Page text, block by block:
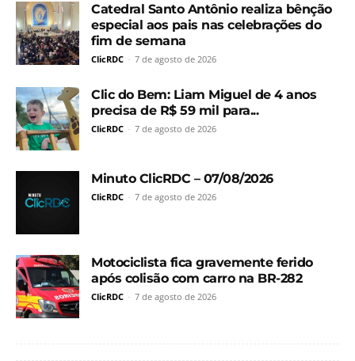
Catedral Santo Antônio realiza bênção
especial aos pais nas celebrações do
fim de semana
ClicRDC - 7 de agosto de 2026
Clic do Bem: Liam Miguel de 4 anos
precisa de R$ 59 mil para...
ClicRDC - 7 de agosto de 2026
Minuto ClicRDC – 07/08/2026
ClicRDC - 7 de agosto de 2026
Motociclista fica gravemente ferido
após colisão com carro na BR-282
ClicRDC - 7 de agosto de 2026